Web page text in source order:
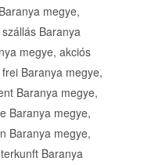
megye,
Baranya
megye, akciós
Baranya megye,
Baranya megye,
Baranya megye,
Baranya megye,
Baranya